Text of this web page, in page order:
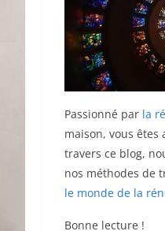
Passionné par la
maison, vous
travers ce blog,
nos méthodes de
le monde de la
Bonne lecture !